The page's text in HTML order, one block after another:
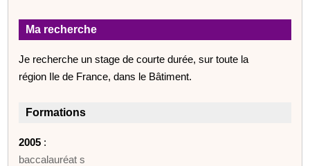
Ma recherche
Je recherche un stage de courte durée, sur toute la
région Ile de France, dans le Bâtiment.
Formations
2005 :
baccalauréat s